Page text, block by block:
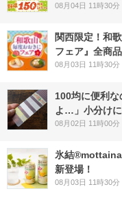
08月04日 11時30分
関西限定！和
フェア』全商
08月03日 11時30分
100均に便利
よ…」小分け
08月02日 11時00分
氷結
新登場！
08月03日 11時30分